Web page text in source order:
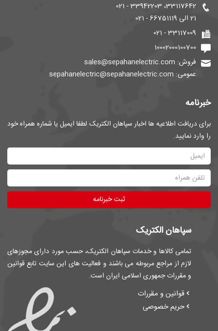
33117642، 33942203 - 021
21 الی 66751119 - 021
33117009 - 021
10002000100700
فروش: sales@sepahanelectric.com
عمومی: sepahanelectric@sepahanelectric.com
خبرنامه
برای دریافت اطلاعیه ها اخبار سپاهان الکتریک لطفا ایمیل یا شماره همراه خود
را وارد نمایید.
ثبت خبرنامه
سپاهان الکتریک
تمامی کالاها و خدمات سپاهان الکتریک، حسب مورد دارای مجوزهای
لازم از مراجع مربوطه می باشند و فعالیت های این سایت تابع قوانین
و مقررات جمهوری اسلامی ایران است.
قوانین و مقررات
حریم خصوصی